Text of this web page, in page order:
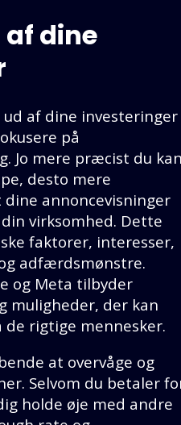
dine
af dine investeringer
på
Jo mere præcist du
desto mere
annoncevisninger
virksomhed. Dette
faktorer, interesser,
adfærdsmønstre.
og Meta tilbyder
muligheder, der kan
rigtige mennesker.
at overvåge og
Selvom du betaler
holde øje med andre